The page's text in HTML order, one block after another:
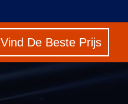
Vind De Beste Prijs